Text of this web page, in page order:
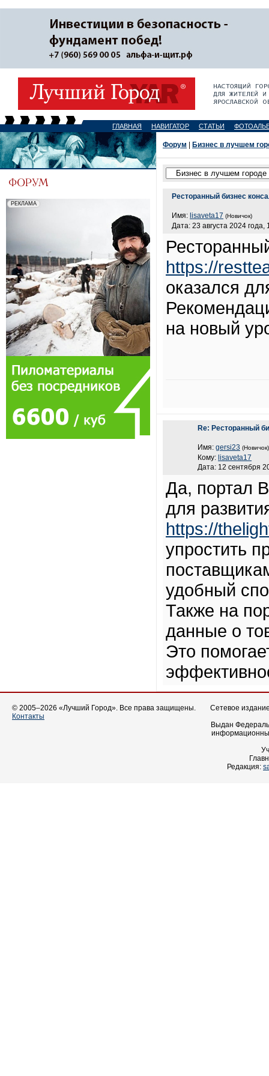
ГЛАВНАЯ НАВИГАТОР СТАТЬИ
Форум Бизнес в лучшем
Ресторанный бизнес
Имя: lisaveta17 (Новичок)
Дата: 23 августа 2024 года,
https://
оказался
на новый
Re: Ресторанный
Имя: gersi23 (Новичок)
Кому: lisaveta17
Дата: 12 сентября
Да, портал
для
https://
упростить
удобный
Также на
данные о
Это
© 2005–2026 «Лучший Город». Все права защищены.
Контакты
Сетевое
Выдан
Редакция: